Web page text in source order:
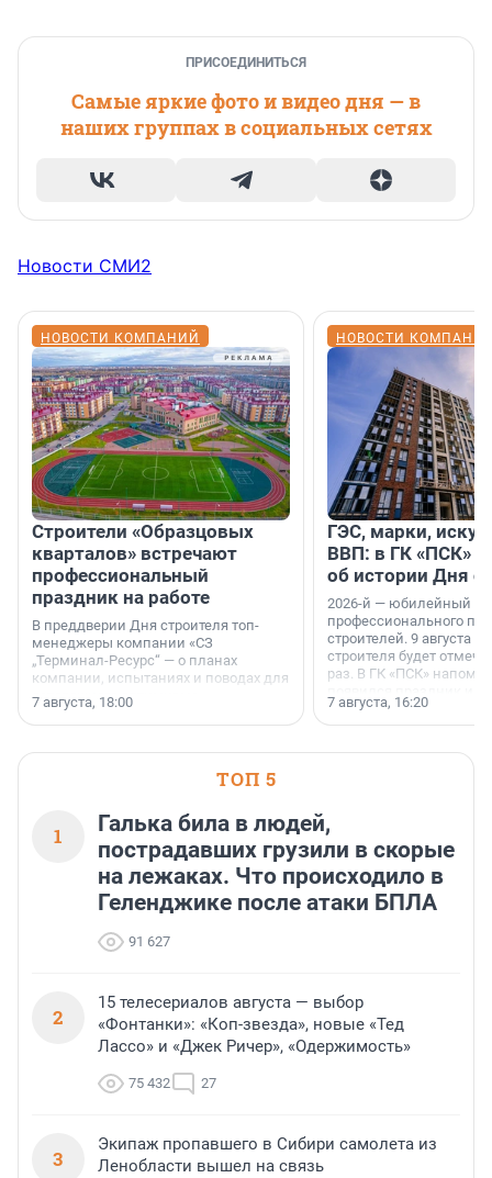
ПРИСОЕДИНИТЬСЯ
Самые яркие фото и видео дня — в
наших группах в социальных сетях
Новости СМИ2
НОВОСТИ КОМПАНИЙ
Строители «Образцовых
кварталов» встречают
профессиональный
праздник на работе
В преддверии Дня строителя топ-
менеджеры компании «СЗ
„Терминал-Ресурс“ — о планах
компании, испытаниях и поводах для
осторожного оптимизма.
7 августа, 18:00
НОВОСТИ
ГЭС, марки,
ВВП: в ГК «ПСК»
об истории Дня
2026-й — юбилейный
профессионального
строителей. 9 августа
строителя будет
раз. В ГК «ПСК»
поменялась роль
7 августа, 16:20
ТОП 5
1
Галька била в людей,
пострадавших грузили в скорые
на лежаках. Что происходило в
Геленджике после атаки БПЛА
91 627
2
15 телесериалов августа — выбор
«Фонтанки»: «Коп-звезда», новые «Тед
Лассо» и «Джек Ричер», «Одержимость»
75 432 27
3
Экипаж пропавшего в Сибири самолета из
Ленобласти вышел на связь